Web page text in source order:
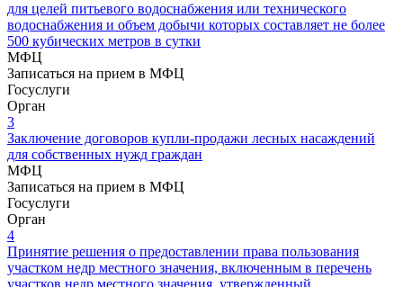
для целей питьевого водоснабжения или технического
водоснабжения и объем добычи которых составляет не более
500 кубических метров в сутки
МФЦ
Записаться на прием в МФЦ
Госуслуги
Орган
3
Заключение договоров купли-продажи лесных насаждений
для собственных нужд граждан
МФЦ
Записаться на прием в МФЦ
Госуслуги
Орган
4
Принятие решения о предоставлении права пользования
участком недр местного значения, включенным в перечень
участков недр местного значения, утвержденный